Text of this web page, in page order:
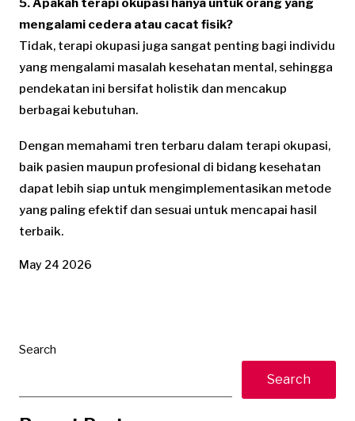
5. Apakah terapi okupasi hanya untuk orang yang
mengalami cedera atau cacat fisik?
Tidak, terapi okupasi juga sangat penting bagi individu
yang mengalami masalah kesehatan mental, sehingga
pendekatan ini bersifat holistik dan mencakup
berbagai kebutuhan.
Dengan memahami tren terbaru dalam terapi okupasi,
baik pasien maupun profesional di bidang kesehatan
dapat lebih siap untuk mengimplementasikan metode
yang paling efektif dan sesuai untuk mencapai hasil
terbaik.
May 24 2026
Search
Search